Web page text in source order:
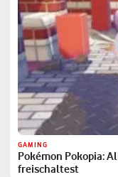
GAMING
Pokémon Pokopia:
freischaltest